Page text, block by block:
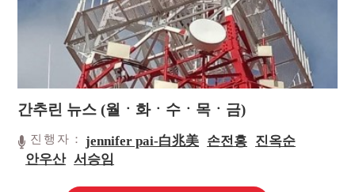
간추린 뉴스 (월ㆍ화ㆍ수ㆍ목ㆍ금)
진행자： jennifer pai-白兆美 손전홍 진옥순
안우산 서승임